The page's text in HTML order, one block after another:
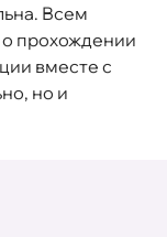
Всем
прохождении
вместе с
но и